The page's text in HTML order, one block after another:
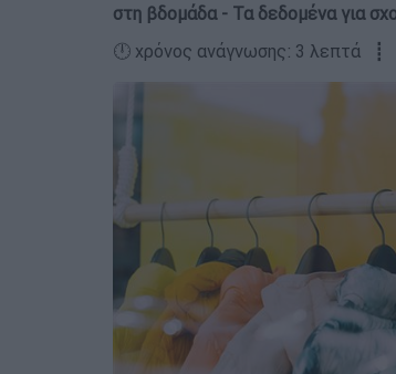
στη βδομάδα - Τα δεδομένα για
🕛 χρόνος ανάγνωσης: 3 λεπτά ┋